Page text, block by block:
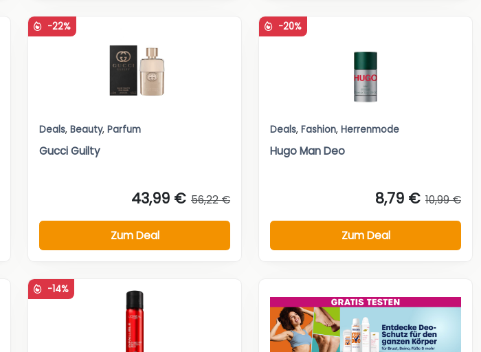
-22%
Deals, Beauty, Parfum
Gucci Guilty
43,99 € 56,22 €
Zum Deal
-20%
Deals, Fashion, Herrenmode
Hugo Man Deo
8,79 € 10,99 €
Zum Deal
-14%